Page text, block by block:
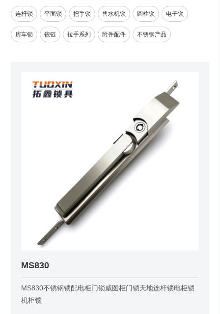
连杆锁 平面锁 把手锁 售水机锁 圆柱锁 电子锁
房车锁 铰链 拉手系列 附件配件 不锈钢产品
MS830
MS830不锈钢锁配电柜门锁威图柜门锁天地连杆锁电柜锁
机柜锁